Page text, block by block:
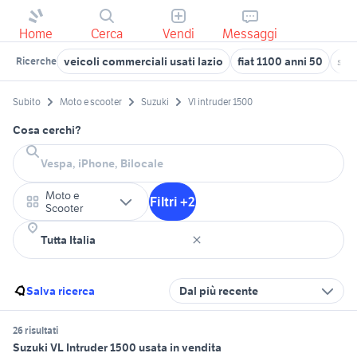
Home Cerca Vendi Messaggi
Ricerche veicoli commerciali usati lazio fiat 1100 anni 50
Subito Moto e scooter Suzuki Vl intruder 1500
Cosa cerchi?
Moto e
Scooter
Filtri +2
Salva ricerca Dal più recente
26 risultati
Suzuki VL Intruder 1500 usata in vendita